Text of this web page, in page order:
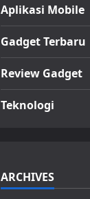
Aplikasi Mobile
Gadget Terbaru
Review Gadget
Teknologi
ARCHIVES